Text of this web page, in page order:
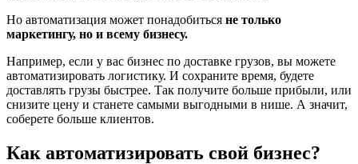
Но автоматизация может понадобиться не только
маркетингу, но и всему бизнесу.
Например, если у вас бизнес по доставке грузов, вы можете
автоматизировать логистику. И сохраните время, будете
доставлять грузы быстрее. Так получите больше прибыли, или
снизите цену и станете самыми выгодными в нише. А значит,
соберете больше клиентов.
Как автоматизировать свой бизнес?